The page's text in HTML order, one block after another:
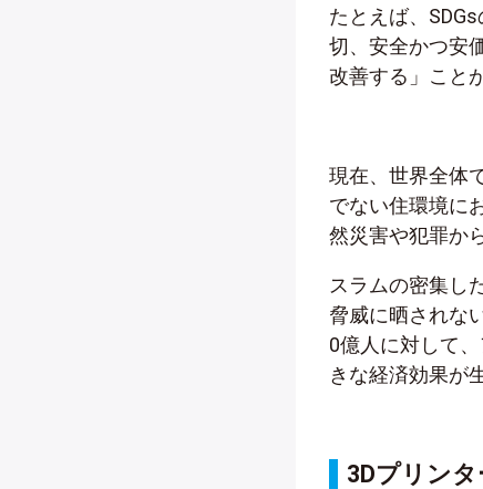
たとえば、
切、安全かつ安
改善する」こと
現在、世界全体
でない住環境に
然災害や犯罪か
スラムの密集し
脅威に晒されな
0億人に対して
きな経済効果が
3Dプリン